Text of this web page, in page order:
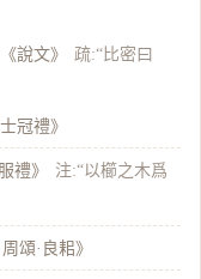
《說文》
疏:“比密曰
冠禮》
禮》
注:“以櫛之木爲
周頌·良耜》